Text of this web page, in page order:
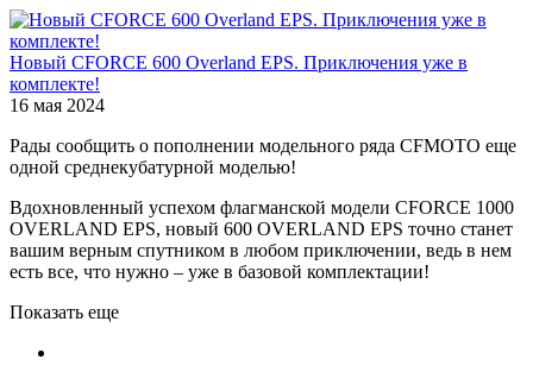
Новый CFORCE 600 Overland EPS. Приключения уже в
комплекте!
16 мая 2024
Рады сообщить о пополнении модельного ряда CFMOTO еще
одной среднекубатурной моделью!
Вдохновленный успехом флагманской модели CFORCE 1000
OVERLAND EPS, новый 600 OVERLAND EPS точно станет
вашим верным спутником в любом приключении, ведь в нем
есть все, что нужно – уже в базовой комплектации!
Показать еще